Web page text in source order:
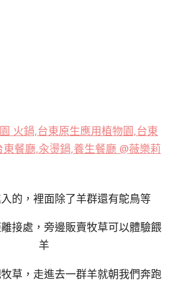
的，裡面除了羊群還有鴕鳥等
接處，旁邊販賣牧草可以體驗餵
羊
草，走進去一群羊就朝我們奔跑